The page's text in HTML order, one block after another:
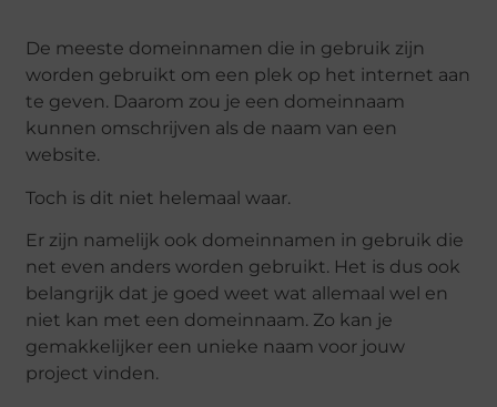
De meeste domeinnamen die in gebruik zijn
worden gebruikt om een plek op het internet aan
te geven. Daarom zou je een domeinnaam
kunnen omschrijven als de naam van een
website.
Toch is dit niet helemaal waar.
Er zijn namelijk ook domeinnamen in gebruik die
net even anders worden gebruikt. Het is dus ook
belangrijk dat je goed weet wat allemaal wel en
niet kan met een domeinnaam. Zo kan je
gemakkelijker een unieke naam voor jouw
project vinden.